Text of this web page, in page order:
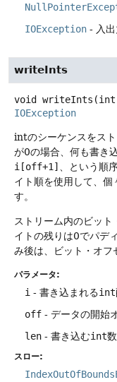
IOException - 入出
writeInts
void writeInts
IOException
intのシーケンスをスト
が0の場合、何も書き
i[off+1]
、という順
イト順を使用して、個
す。
ストリーム内のビッ
イトの残りは0でパデ
み後は、ビット・オフ
パラメータ:
i - 書き込まれるint
off - データの開始
len - 書き込むint数
スロー: